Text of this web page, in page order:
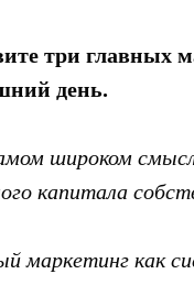
три главных
день.
широком
капитала
маркетинг как